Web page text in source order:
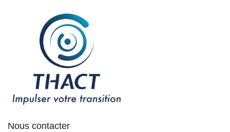
Nous contacter